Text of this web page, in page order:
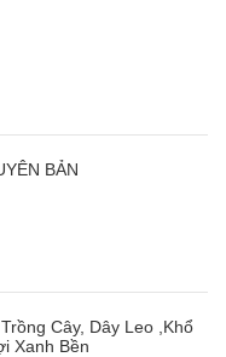
BẢN
Cây, Dây Leo ,Khổ
Xanh Bền